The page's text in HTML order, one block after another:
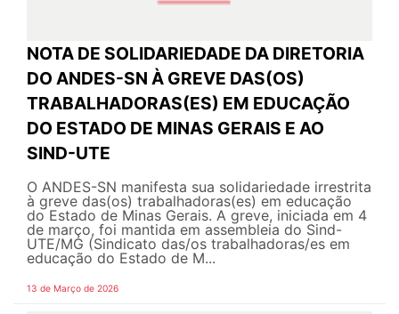
NOTA DE SOLIDARIEDADE DA DIRETORIA
DO ANDES-SN À GREVE DAS(OS)
TRABALHADORAS(ES) EM EDUCAÇÃO
DO ESTADO DE MINAS GERAIS E AO
SIND-UTE
O ANDES-SN manifesta sua solidariedade irrestrita
à greve das(os) trabalhadoras(es) em educação
do Estado de Minas Gerais. A greve, iniciada em 4
de março, foi mantida em assembleia do Sind-
UTE/MG (Sindicato das/os trabalhadoras/es em
educação do Estado de M...
13 de Março de 2026